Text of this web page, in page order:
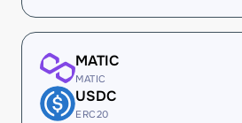
MATIC
MATIC
USDC
ERC20